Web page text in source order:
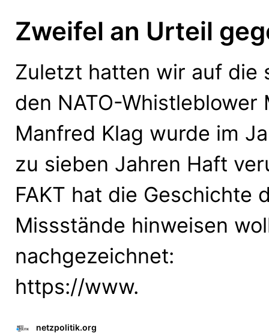
Zweifel an Urteil
Zuletzt hatten wir auf die
den NATO-
Manfred Klag wurde im
zu sieben Jahren Haft
FAKT hat die Geschichte
Missstände hinweisen
nachgezeichnet:
https://www.
netzpolitik.org